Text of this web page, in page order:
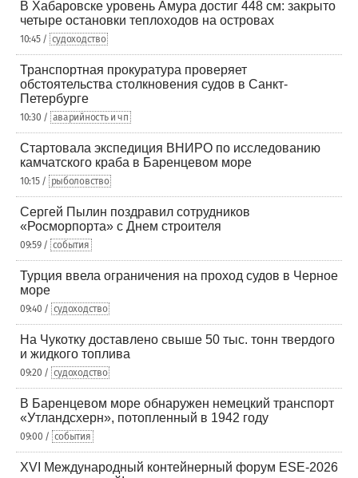
В Хабаровске уровень Амура достиг 448 см: закрыто
четыре остановки теплоходов на островах
10:45 / судоходство
Транспортная прокуратура проверяет
обстоятельства столкновения судов в Санкт-
Петербурге
10:30 / аварийность и чп
Стартовала экспедиция ВНИРО по исследованию
камчатского краба в Баренцевом море
10:15 / рыболовство
Сергей Пылин поздравил сотрудников
«Росморпорта» с Днем строителя
09:59 / события
Турция ввела ограничения на проход судов в Черное
море
09:40 / судоходство
На Чукотку доставлено свыше 50 тыс. тонн твердого
и жидкого топлива
09:20 / судоходство
В Баренцевом море обнаружен немецкий транспорт
«Утландсхерн», потопленный в 1942 году
09:00 / события
XVI Международный контейнерный форум ESE-2026